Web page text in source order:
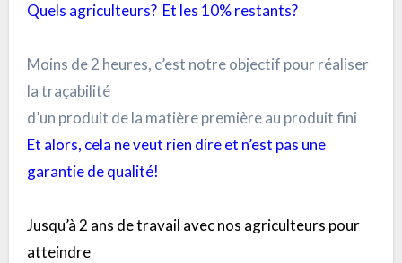
Quels agriculteurs? Et les 10% restants?
Moins de 2 heures, c’est notre objectif pour réaliser
la traçabilité
d’un produit de la matière première au produit fini
Et alors, cela ne veut rien dire et n’est pas une
garantie de qualité!
Jusqu’à 2 ans de travail avec nos agriculteurs pour
atteindre